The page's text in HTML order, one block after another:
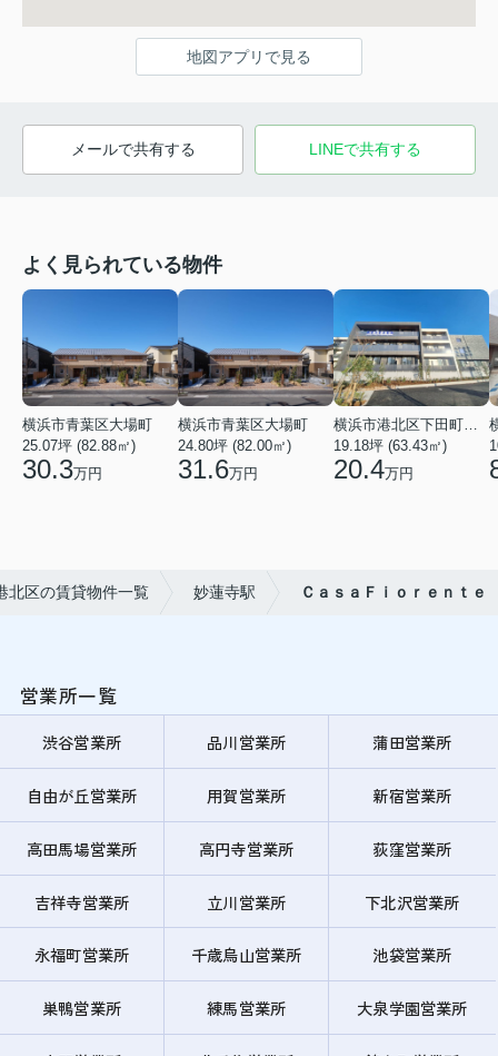
地図アプリで見る
メールで共有する LINEで共有する
よく見られている物件
横浜市青葉区大場町
25.07坪 (82.88㎡)
30.3万円
横浜市青葉区大場町
24.80坪 (82.00㎡)
31.6万円
19.18坪 (63.43㎡)
20.4万円
北区の賃貸物件一覧 妙蓮寺駅 ＣａｓａＦｉｏｒｅｎｔｅ
営業所一覧
渋谷営業所 品川営業所 蒲田営業所
自由が丘営業所 用賀営業所 新宿営業所
高田馬場営業所 高円寺営業所 荻窪営業所
吉祥寺営業所 立川営業所 下北沢営業所
永福町営業所 千歳烏山営業所 池袋営業所
巣鴨営業所 練馬営業所 大泉学園営業所